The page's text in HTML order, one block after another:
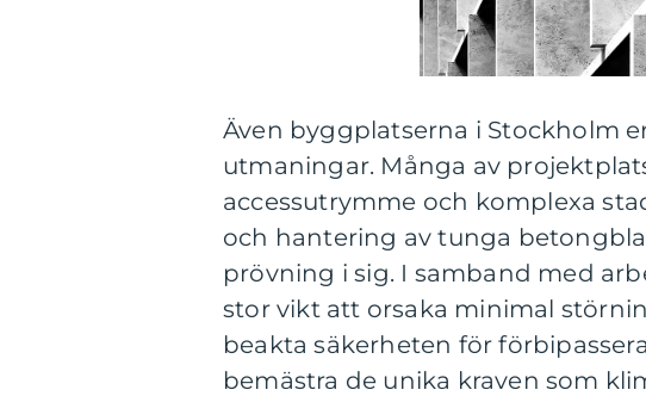
Även byggplatserna i Stockholm
utmaningar. Många av
accessutrymme och komplexa
och hantering av tunga
prövning i sig. I samband med
stor vikt att orsaka minimal
beakta säkerheten för
bemästra de unika kraven som